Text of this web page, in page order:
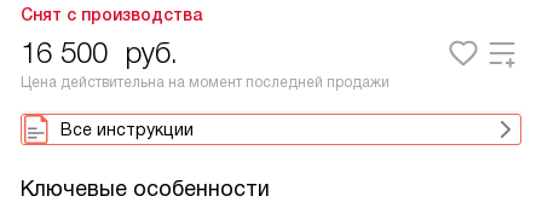
Снят с производства
16 500 руб.
Цена действительна на момент последней продажи
Все инструкции
Ключевые особенности